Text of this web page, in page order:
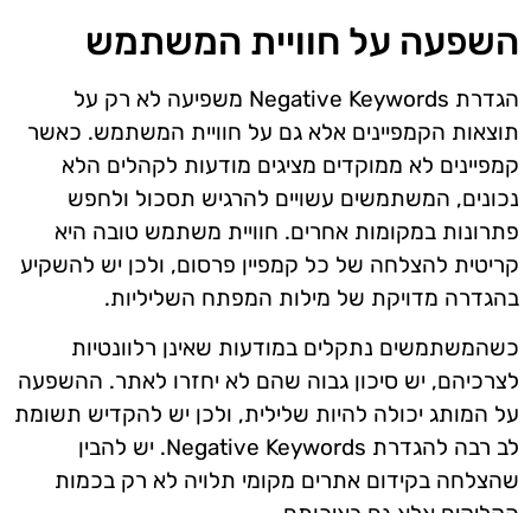
השפעה על חוויית המשתמש
הגדרת Negative Keywords משפיעה לא רק על
תוצאות הקמפיינים אלא גם על חוויית המשתמש. כאשר
קמפיינים לא ממוקדים מציגים מודעות לקהלים הלא
נכונים, המשתמשים עשויים להרגיש תסכול ולחפש
פתרונות במקומות אחרים. חוויית משתמש טובה היא
קריטית להצלחה של כל קמפיין פרסום, ולכן יש להשקיע
בהגדרה מדויקת של מילות המפתח השליליות.
כשהמשתמשים נתקלים במודעות שאינן רלוונטיות
לצרכיהם, יש סיכון גבוה שהם לא יחזרו לאתר. ההשפעה
על המותג יכולה להיות שלילית, ולכן יש להקדיש תשומת
לב רבה להגדרת Negative Keywords. יש להבין
שהצלחה בקידום אתרים מקומי תלויה לא רק בכמות